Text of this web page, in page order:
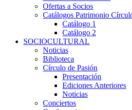
Ofertas a Socios
Catálogos Patrimonio
Catálogo 1
Catálogo 2
SOCIOCULTURAL
Noticias
Biblioteca
Círculo de Pasión
Presentación
Ediciones Anteriores
Noticias
Conciertos